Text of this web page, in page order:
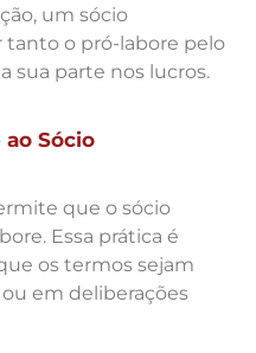
um sócio
o pró-labore pelo
sua parte nos lucros.
ao Sócio
que o sócio
Essa prática é
os termos sejam
em deliberações